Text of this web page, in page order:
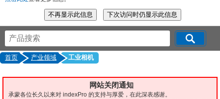
首页 产业领域 工业相机
网站关闭通知
承蒙各位长久以来对 indexPro 的支持与厚爱，在此深表感谢。